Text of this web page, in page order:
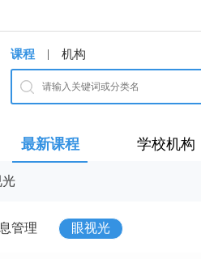
课程 | 机构
最新课程 学校机构
光
管理 眼视光